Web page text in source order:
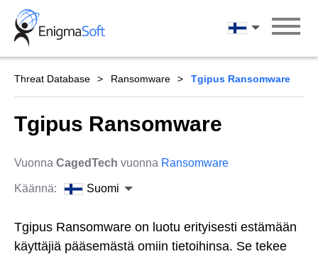
Skip
content
Suomi
Threat Database Ransomware Tgipus Ransomware
Tgipus Ransomware
Vuonna CagedTech vuonna Ransomware
Käännä: Suomi
Tgipus Ransomware on luotu erityisesti estämään
käyttäjiä pääsemästä omiin tietoihinsa. Se tekee